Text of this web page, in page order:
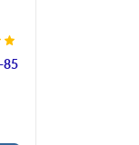
85